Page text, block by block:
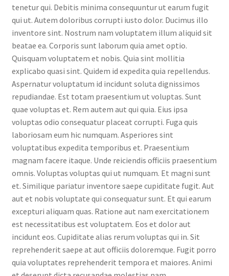
tenetur qui. Debitis minima consequuntur ut earum fugit
qui ut. Autem doloribus corrupti iusto dolor. Ducimus illo
inventore sint. Nostrum nam voluptatem illum aliquid sit
beatae ea. Corporis sunt laborum quia amet optio.
Quisquam voluptatem et nobis. Quia sint mollitia
explicabo quasi sint. Quidem id expedita quia repellendus.
Aspernatur voluptatum id incidunt soluta dignissimos
repudiandae. Est totam praesentium ut voluptas. Sunt
quae voluptas et. Rem autem aut qui quia. Eius ipsa
voluptas odio consequatur placeat corrupti. Fuga quis
laboriosam eum hic numquam. Asperiores sint
voluptatibus expedita temporibus et. Praesentium
magnam facere itaque. Unde reiciendis officiis praesentium
omnis. Voluptas voluptas qui ut numquam. Et magni sunt
et. Similique pariatur inventore saepe cupiditate fugit. Aut
aut et nobis voluptate qui consequatur sunt. Et qui earum
excepturi aliquam quas. Ratione aut nam exercitationem
est necessitatibus est voluptatem. Eos et dolor aut
incidunt eos. Cupiditate alias rerum voluptas qui in. Sit
reprehenderit saepe at aut officiis doloremque. Fugit porro
quia voluptates reprehenderit tempora et maiores. Animi